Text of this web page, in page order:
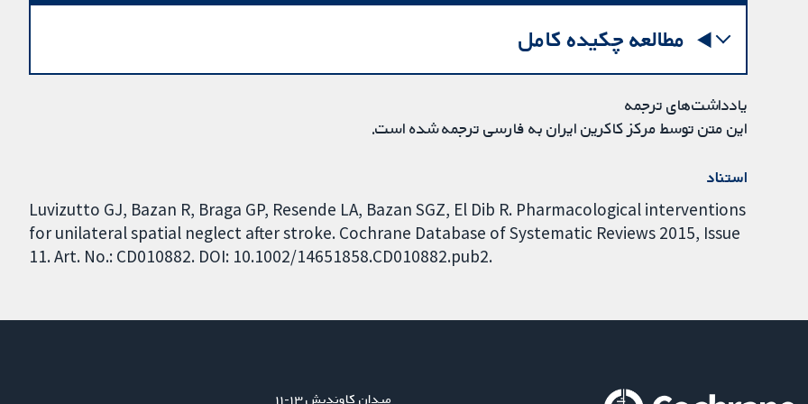
مطالعه چکیده کامل
یادداشت‌های ترجمه
این متن توسط مرکز کاکرین ایران به فارسی ترجمه شده است.
استناد
Luvizutto GJ, Bazan R, Braga GP, Resende LA, Bazan SGZ, El Dib R. Pharmacological interventions
for unilateral spatial neglect after stroke. Cochrane Database of Systematic Reviews 2015, Issue
11. Art. No.: CD010882. DOI: 10.1002/14651858.CD010882.pub2.
میدان کاوندیش ۱۳-۱۱